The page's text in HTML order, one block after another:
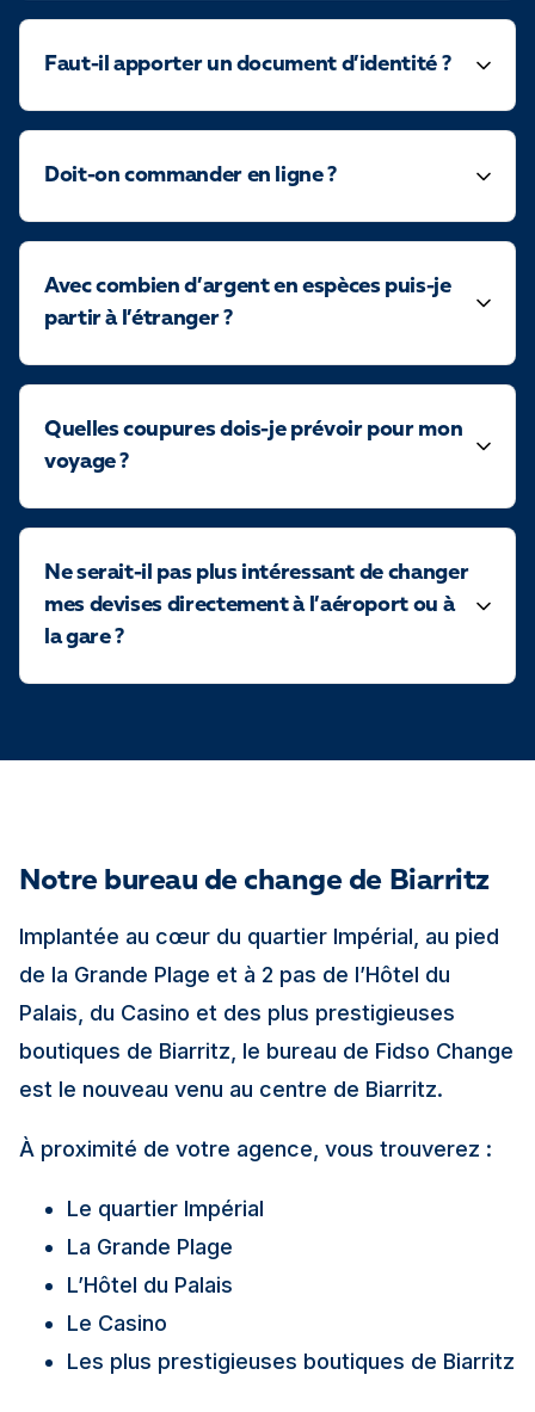
Faut-il apporter un document d’identité ?
Doit-on commander en ligne ?
Avec combien d’argent en espèces puis-je
partir à l’étranger ?
Quelles coupures dois-je prévoir pour mon
voyage ?
Ne serait-il pas plus intéressant de changer
mes devises directement à l’aéroport ou à
la gare ?
Notre bureau de change de Biarritz
Implantée au cœur du quartier Impérial, au pied
de la Grande Plage et à 2 pas de l’Hôtel du
Palais, du Casino et des plus prestigieuses
boutiques de Biarritz, le bureau de Fidso Change
est le nouveau venu au centre de Biarritz.
À proximité de votre agence, vous trouverez :
Le quartier Impérial
La Grande Plage
L’Hôtel du Palais
Le Casino
Les plus prestigieuses boutiques de Biarritz